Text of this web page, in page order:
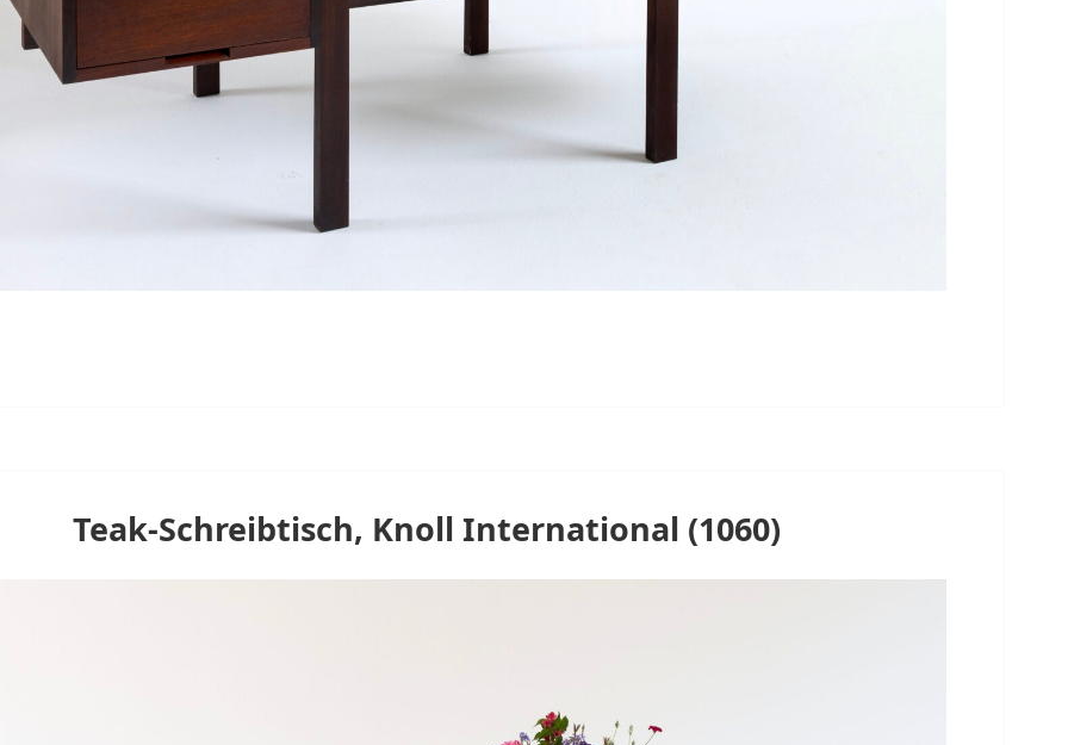
Teak-Schreibtisch, Knoll International (1060)